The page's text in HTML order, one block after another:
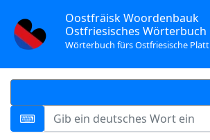
Oostfräisk Woordenbauk
Ostfriesisches Wörterbuch
Wörterbuch fürs Ostfriesische Platt